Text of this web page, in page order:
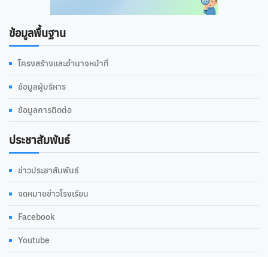
ข้อมูลพื้นฐาน
โครงสร้างและอำนาจหน้าที่
ข้อมูลผู้บริหาร
ข้อมูลการติดต่อ
ประชาสัมพันธ์
ข่าวประชาสัมพันธ์
จดหมายข่าวโรงเรียน
Facebook
Youtube